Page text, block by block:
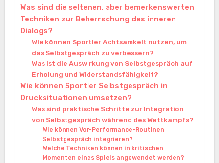
Was sind die seltenen, aber bemerkenswerten
Techniken zur Beherrschung des inneren
Dialogs?
Wie können Sportler Achtsamkeit nutzen, um
das Selbstgespräch zu verbessern?
Was ist die Auswirkung von Selbstgespräch auf
Erholung und Widerstandsfähigkeit?
Wie können Sportler Selbstgespräch in
Drucksituationen umsetzen?
Was sind praktische Schritte zur Integration
von Selbstgespräch während des Wettkampfs?
Wie können Vor-Performance-Routinen
Selbstgespräch integrieren?
Welche Techniken können in kritischen
Momenten eines Spiels angewendet werden?